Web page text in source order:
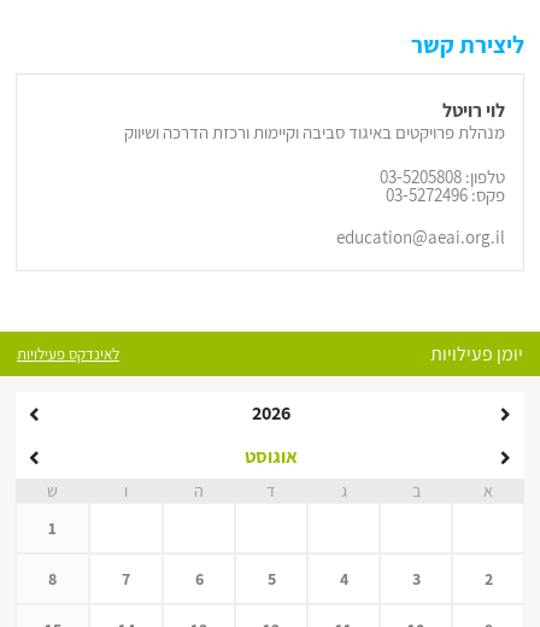
ליצירת קשר
לוי רויטל
מנהלת פרויקטים באיגוד סביבה וקיימות ורכזת הדרכה ושיווק
טלפון: 03-5205808
פקס: 03-5272496
education@aeai.org.il
יומן פעילויות לאינדקס פעילויות
2026
אוגוסט
א ב ג ד ה ו
ש
1
2
3
4
5
6
7
8